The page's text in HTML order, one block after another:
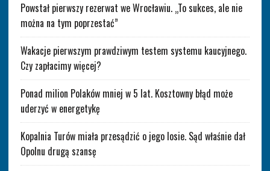
Powstał pierwszy rezerwat we Wrocławiu. „To sukces, ale nie
można na tym poprzestać”
Wakacje pierwszym prawdziwym testem systemu kaucyjnego.
Czy zapłacimy więcej?
Ponad milion Polaków mniej w 5 lat. Kosztowny błąd może
uderzyć w energetykę
Kopalnia Turów miała przesądzić o jego losie. Sąd właśnie dał
Opolnu drugą szansę